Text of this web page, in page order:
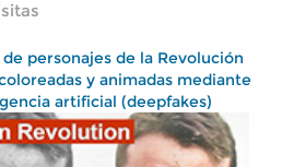
personajes de la Revolución
y animadas mediante
artificial (deepfakes)